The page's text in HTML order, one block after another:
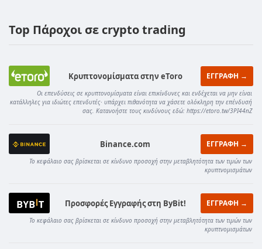
Top Πάροχοι σε crypto trading
Κρυπτονομίσματα στην eToro ΕΓΓΡΑΦΗ →
Οι επενδύσεις σε κρυπτονομίσματα είναι επικίνδυνες και ενδέχεται να μην είναι
κατάλληλες για ιδιώτες επενδυτές· υπάρχει πιθανότητα να χάσετε ολόκληρη την επένδυσή
σας. Κατανοήστε τους κινδύνους εδώ: https://etoro.tw/3PI44nZ
Binance.com ΕΓΓΡΑΦΗ →
Το κεφάλαιο σας βρίσκεται σε κίνδυνο προσοχή στην μεταβλητότητα των τιμών των
κρυπτνομισμάτων
Προσφορές Εγγραφής στη ByBit! ΕΓΓΡΑΦΗ →
Το κεφάλαιο σας βρίσκεται σε κίνδυνο προσοχή στην μεταβλητότητα των τιμών των
κρυπτνομισμάτων